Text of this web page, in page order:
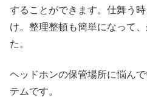
することができます。仕舞う
け。整理整頓も簡単になって
た。
ヘッドホンの保管場所に悩ん
テムです。